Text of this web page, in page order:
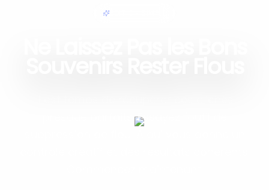
presque parfaits. Essayez l'outil de